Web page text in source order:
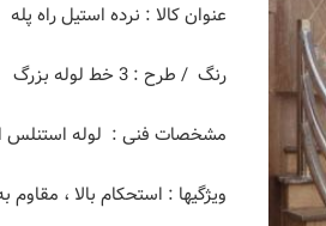
عنوان کالا : نرده استیل راه پله
رنگ / طرح : 3 خط لوله بزرگ
مشخصات فنی : لوله استنلس
ویژگیها : استحکام بالا ،